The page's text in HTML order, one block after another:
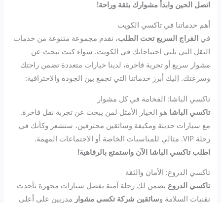
اتصل الحين وابدأ مشوارك بثقة وراحة!
أهم خدماتنا في تاكسي الكويت
فيالفراج السريع تحت الطلب، نقدم مجموعة متنوعة من خدمات
النقل التي تلبي احتياجاتك في الكويت. سواء كنت تبحث عن
مشوار سريع أو تجربة فاخرة، لدينا خيارات متعددة تضمن راحتك
وسرعتك. إليك أبرز خدماتنا التي تجمع بين الجودة والاحترافية:
تاكسي الباشا: الفخامة في كل مشوار
تاكسي الباشا هو الخيار الأمثل لمن يبحث عن تجربة نقل فاخرة.
مع سيارات حديثة ومكيفة وسائقين محترفين، ستشعر وكأنك في
رحلة VIP. مثالي للمناسبات الخاصة أو الاجتماعات المهمة.
اطلب تاكسي الباشا الآن واستمتع بالرفاهية!
تاكسي الدروع: الأمان والثقة
تاكسي الدروع يضمن لك رحلة آمنة بفضل سيارات مجهزة بأحدث
تقنيات السلامة وسائقين شركة تكسي مشوار مدربين على أعلى